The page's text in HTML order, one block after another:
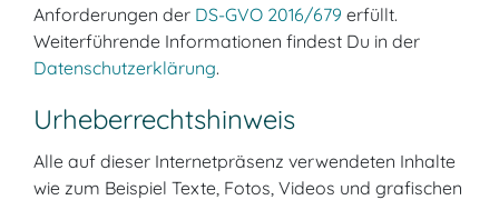
Anforderungen der DS-GVO 2016/679 erfüllt.
Weiterführende Informationen findest Du in der
Datenschutzerklärung.
Urheber­rechtshinweis
Alle auf dieser Internetpräsenz verwendeten Inhalte
wie zum Beispiel Texte, Fotos, Videos und grafischen